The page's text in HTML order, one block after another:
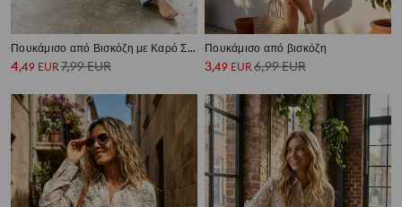
Πουκάμισο από Βισκόζη με Καρό Σχέδιο
4,49 EUR7,99EUR
Πουκάμισο από βισκόζη
3,49 EUR6,99EUR